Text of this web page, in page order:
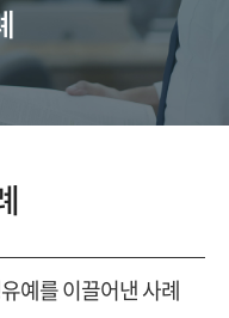
예를 이끌어낸 사례